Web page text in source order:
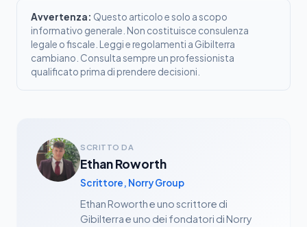
Avvertenza: Questo articolo e solo a scopo
informativo generale. Non costituisce consulenza
legale o fiscale. Leggi e regolamenti a Gibilterra
cambiano. Consulta sempre un professionista
qualificato prima di prendere decisioni.
SCRITTO DA
Ethan Roworth
Scrittore, Norry Group
Ethan Roworth e uno scrittore di
Gibilterra e uno dei fondatori di Norry